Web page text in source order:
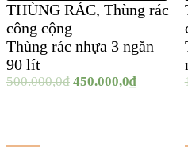
THÙNG RÁC, Thùng rác
công cộng
Thùng rác nhựa 3 ngăn
90 lít
500.000,0₫ 450.000,0₫